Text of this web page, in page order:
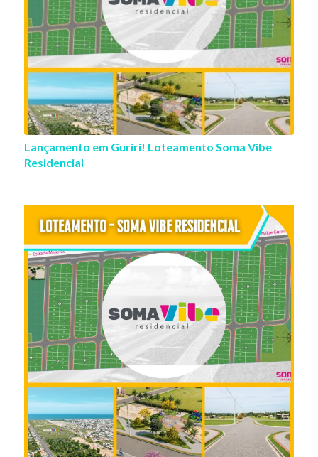
Lançamento em Guriri! Loteamento Soma Vibe
Residencial